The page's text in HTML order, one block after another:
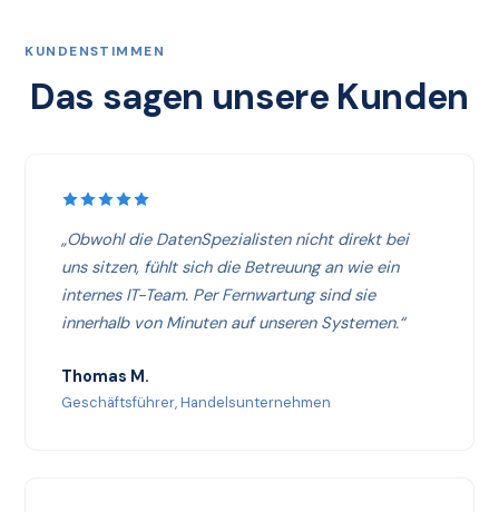
KUNDENSTIMMEN
Das sagen unsere Kunden
„Obwohl die DatenSpezialisten nicht direkt bei
uns sitzen, fühlt sich die Betreuung an wie ein
internes IT-Team. Per Fernwartung sind sie
innerhalb von Minuten auf unseren Systemen.“
Thomas M.
Geschäftsführer, Handelsunternehmen